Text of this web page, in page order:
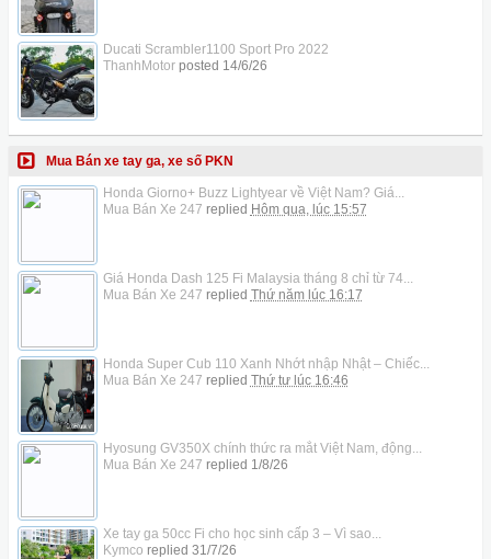
Ducati Scrambler1100 Sport Pro 2022
ThanhMotorposted 14/6/26
Mua Bán xe tay ga, xe số PKN
Honda Giorno+ Buzz Lightyear về Việt Nam? Giá...
Mua Bán Xe 247 replied Hôm qua, lúc 15:57
Giá Honda Dash 125 Fi Malaysia tháng 8 chỉ từ 74...
Mua Bán Xe 247 replied Thứ năm lúc 16:17
Honda Super Cub 110 Xanh Nhớt nhập Nhật – Chiếc...
Mua Bán Xe 247 replied Thứ tư lúc 16:46
Hyosung GV350X chính thức ra mắt Việt Nam, động...
Mua Bán Xe 247 replied 1/8/26
Xe tay ga 50cc Fi cho học sinh cấp 3 – Vì sao...
Kymco replied 31/7/26